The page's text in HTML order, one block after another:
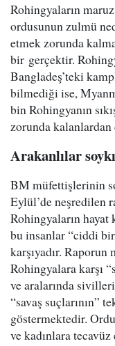
Rohingyaların
ordusunun zulmü
etmek zorunda
bir gerçektir.
Bangladeş’teki
bilmediği ise,
bin Rohingyanın
zorunda
Arakanlılar
BM müfettişlerinin
Eylül’de neşredilen
Rohingyaların
bu insanlar “ciddi
karşıyadır.
Rohingyalara karşı
ve aralarında
“savaş suçlarının”
göstermektedir.
ve kadınlara